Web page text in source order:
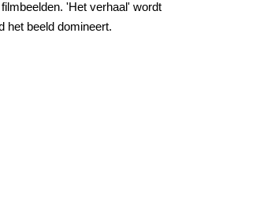
'Het verhaal' wordt
het beeld domineert.